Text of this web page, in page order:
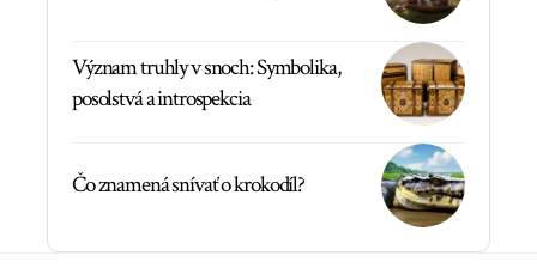
Význam truhly v snoch: Symbolika,
posolstvá a introspekcia
Čo znamená snívať o krokodíl?